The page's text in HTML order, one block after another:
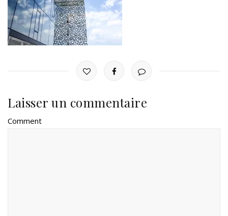
Laisser un commentaire
Comment